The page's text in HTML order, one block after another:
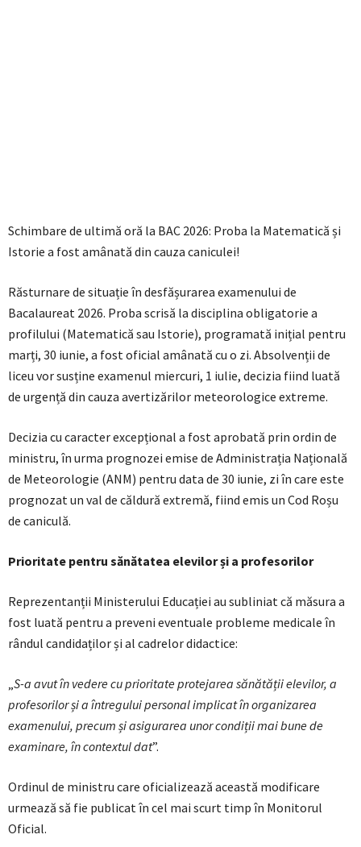
Schimbare de ultimă oră la BAC 2026: Proba la Matematică și
Istorie a fost amânată din cauza caniculei!
Răsturnare de situație în desfășurarea examenului de
Bacalaureat 2026. Proba scrisă la disciplina obligatorie a
profilului (Matematică sau Istorie), programată inițial pentru
marți, 30 iunie, a fost oficial amânată cu o zi. Absolvenții de
liceu vor susține examenul miercuri, 1 iulie, decizia fiind luată
de urgență din cauza avertizărilor meteorologice extreme.
Decizia cu caracter excepțional a fost aprobată prin ordin de
ministru, în urma prognozei emise de Administrația Națională
de Meteorologie (ANM) pentru data de 30 iunie, zi în care este
prognozat un val de căldură extremă, fiind emis un Cod Roșu
de caniculă.
Prioritate pentru sănătatea elevilor și a profesorilor
Reprezentanții Ministerului Educației au subliniat că măsura a
fost luată pentru a preveni eventuale probleme medicale în
rândul candidaților și al cadrelor didactice:
„S-a avut în vedere cu prioritate protejarea sănătății elevilor, a
profesorilor și a întregului personal implicat în organizarea
examenului, precum și asigurarea unor condiții mai bune de
examinare, în contextul dat”.
Ordinul de ministru care oficializează această modificare
urmează să fie publicat în cel mai scurt timp în Monitorul
Oficial.